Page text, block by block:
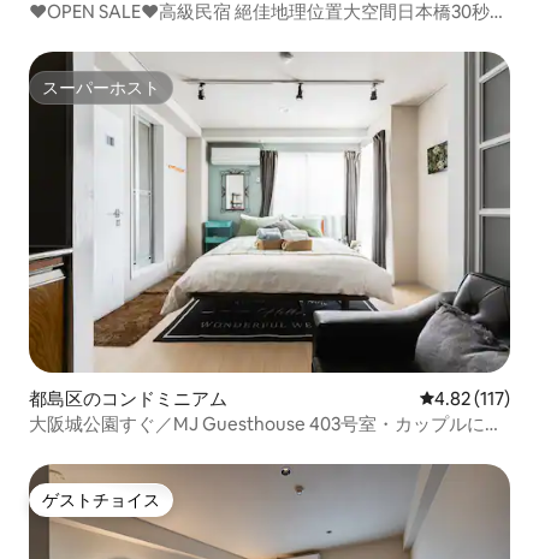
❤️OPEN SALE❤️高級民宿 絕佳地理位置大空間日本橋30秒
スーパーホスト
スーパーホスト
都島区のコンドミニアム レビュー117
4.82 (117)
大阪城公園すぐ／MJ Guesthouse 403号室・カップルに最
ゲストチョイス
ゲストチョイス